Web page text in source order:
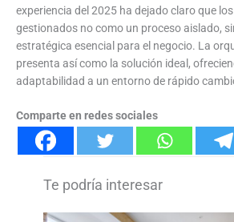
experiencia del 2025 ha dejado claro que
gestionados no como un proceso aislado,
estratégica esencial para el negocio. La
presenta así como la solución ideal,
adaptabilidad a un entorno de rápido
Comparte en redes sociales